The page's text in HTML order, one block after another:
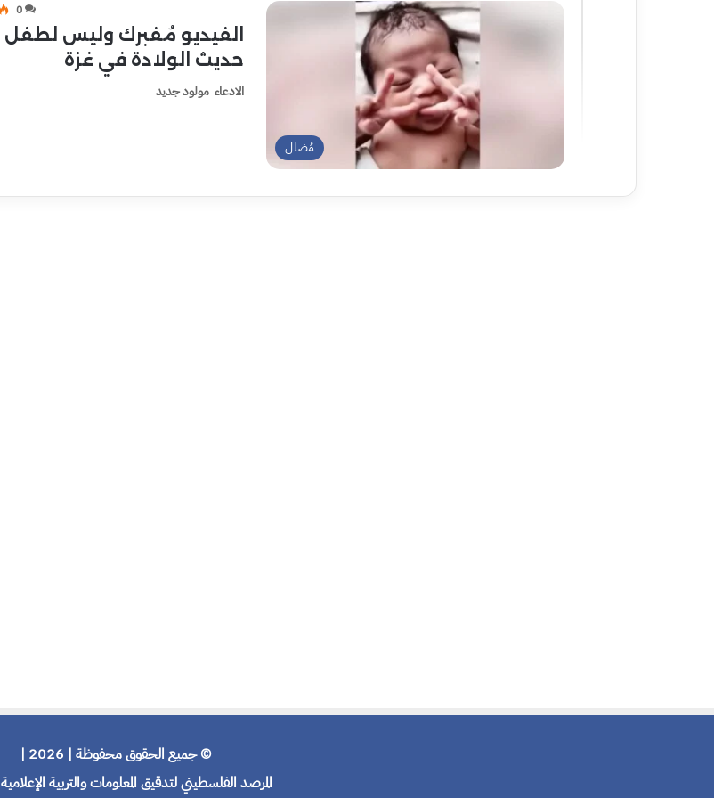
مُضلل
0
الفيديو مُفبرك وليس لطفل
حديث الولادة في غزة
الادعاء مولود جديد
© جميع الحقوق محفوظة | 2026 |
المرصد الفلسطيني لتدقيق المعلومات والتربية الإعلامية